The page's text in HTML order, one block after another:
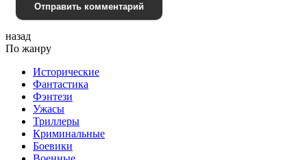
Отправить комментарий
назад
По жанру
Исторические
Фантастика
Фэнтези
Ужасы
Триллеры
Криминальные
Боевики